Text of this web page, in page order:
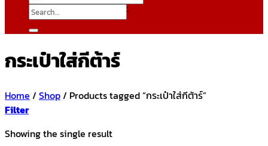
No products in the cart.
Search
for:
กระเป๋าใส่กีต้าร์
Home / Shop/ Products tagged “กระเป๋าใส่กีต้าร์”
Filter
Showing the single result